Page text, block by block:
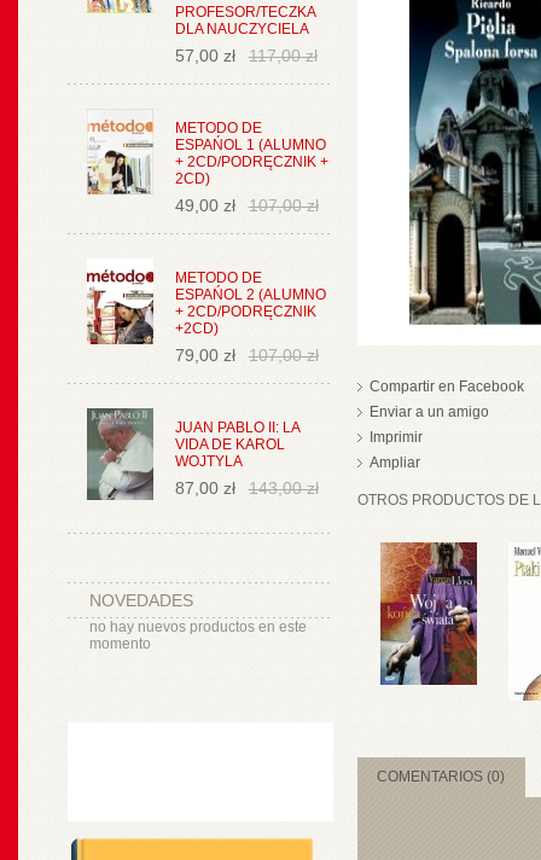
PROFESOR/TECZKA
DLA NAUCZYCIELA
57,00 zł 117,00 zł
METODO DE
ESPAŃOL 1 (ALUMNO
+ 2CD/PODRĘCZNIK +
2CD)
49,00 zł 107,00 zł
METODO DE
ESPAŃOL 2 (ALUMNO
+ 2CD/PODRĘCZNIK
+2CD)
79,00 zł 107,00 zł
JUAN PABLO II: LA
VIDA DE KAROL
WOJTYLA
87,00 zł 143,00 zł
NOVEDADES
no hay nuevos productos en este
momento
Compartir en Facebook
Enviar a un amigo
Imprimir
Ampliar
OTROS PRODUCTOS DE
COMENTARIOS (0)